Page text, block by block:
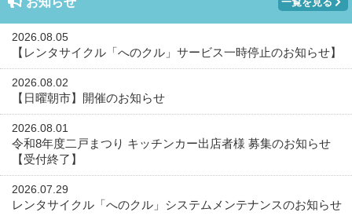
2026.08.05
【レンタサイクル「へのクル」サービス一時停止のお知らせ】
2026.08.02
【日曜朝市】開催のお知らせ
2026.08.01
令和8年度二戸まつり キッチンカー出店者様 募集のお知らせ
【受付終了】
2026.07.29
レンタサイクル「へのクル」システムメンテナンスのお知らせ